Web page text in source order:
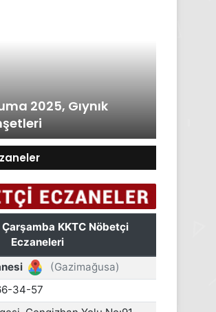
27 Kasım Perşembe 2025,
Medya manşetleri